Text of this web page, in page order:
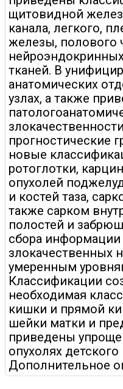
щитовидной
канала, легкого,
железы, полового
тканей. В
анатомических
узлах, а также
прогностические
новые
ротоглотки,
опухолей
и костей таза,
также сарком
полостей и
сбора информации
злокачественных
умеренным
Классификации
необходимая
кишки и прямой
шейки матки и
приведены
опухолях
Дополнительное